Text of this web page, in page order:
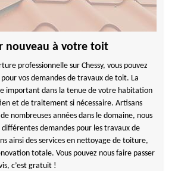
nouveau à votre toit
professionnelle sur Chessy, vous pouvez
vos demandes de travaux de toit. La
important dans la tenue de votre habitation
et de traitement si nécessaire. Artisans
nombreuses années dans le domaine, nous
demandes pour les travaux de
ainsi des services en nettoyage de toiture,
totale. Vous pouvez nous faire passer
c’est gratuit !